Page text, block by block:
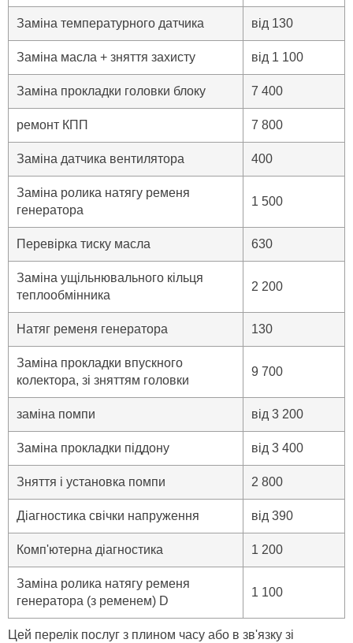
Заміна температурного датчика від 130
Заміна масла + зняття захисту від 1 100
Заміна прокладки головки блоку 7 400
ремонт КПП 7 800
Заміна датчика вентилятора 400
Заміна ролика натягу ременя
генератора
1 500
Перевірка тиску масла 630
Заміна ущільнювального кільця
теплообмінника
2 200
Натяг ременя генератора 130
Заміна прокладки впускного
колектора, зі зняттям головки
9 700
заміна помпи від 3 200
Заміна прокладки піддону від 3 400
Зняття і установка помпи 2 800
Діагностика свічки напруження від 390
Комп'ютерна діагностика 1 200
Заміна ролика натягу ременя
генератора (з ременем) D
1 100
Цей перелік послуг з плином часу або в зв'язку зі